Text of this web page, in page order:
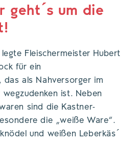
geht´s um die
Fleischermeister Hubert
für ein
das als Nahversorger im
ist. Neben
sind die Kastner-
die „weiße Ware“.
und weißen Leberkäs´